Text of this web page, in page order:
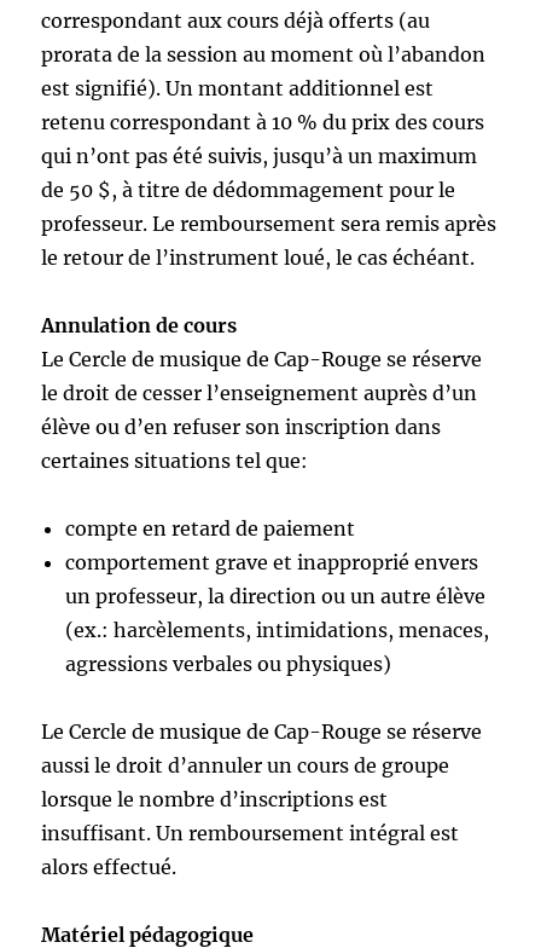
correspondant aux cours déjà offerts (au
prorata de la session au moment où l’abandon
est signifié). Un montant additionnel est
retenu correspondant à 10 % du prix des cours
qui n’ont pas été suivis, jusqu’à un maximum
de 50 $, à titre de dédommagement pour le
professeur. Le remboursement sera remis après
le retour de l’instrument loué, le cas échéant.
Annulation de cours
Le Cercle de musique de Cap-Rouge se réserve
le droit de cesser l’enseignement auprès d’un
élève ou d’en refuser son inscription dans
certaines situations tel que:
compte en retard de paiement
comportement grave et inapproprié envers
un professeur, la direction ou un autre élève
(ex.: harcèlements, intimidations, menaces,
agressions verbales ou physiques)
Le Cercle de musique de Cap-Rouge se réserve
aussi le droit d’annuler un cours de groupe
lorsque le nombre d’inscriptions est
insuffisant. Un remboursement intégral est
alors effectué.
Matériel pédagogique